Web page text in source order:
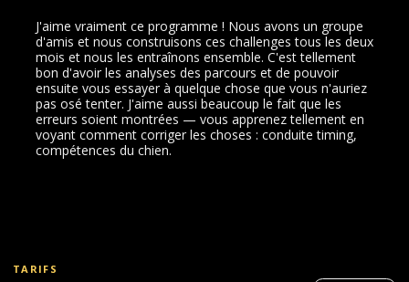
J'aime vraiment ce programme ! Nous avons un groupe
d'amis et nous construisons ces challenges tous les deux
mois et nous les entraînons ensemble. C'est tellement
bon d'avoir les analyses des parcours et de pouvoir
ensuite vous essayer à quelque chose que vous n'auriez
pas osé tenter. J'aime aussi beaucoup le fait que les
erreurs soient montrées — vous apprenez tellement en
voyant comment corriger les choses : conduite timing,
compétences du chien.
TARIFS